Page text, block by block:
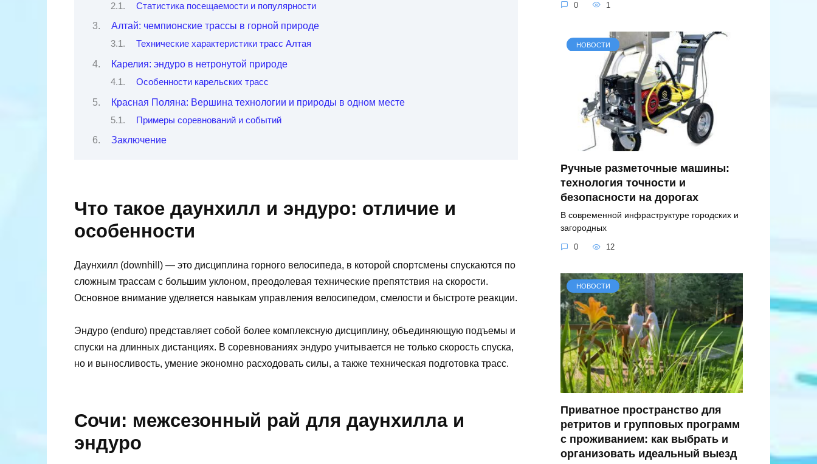
Статистика посещаемости и популярности
Алтай: чемпионские трассы в горной природе
Технические характеристики трасс Алтая
Карелия: эндуро в нетронутой природе
Особенности карельских трасс
Красная Поляна: Вершина технологии и природы в одном месте
Примеры соревнований и событий
Заключение
Что такое даунхилл и эндуро: отличие и
особенности
Даунхилл (downhill) — это дисциплина горного велосипеда, в которой спортсмены спускаются по
сложным трассам с большим уклоном, преодолевая технические препятствия на скорости.
Основное внимание уделяется навыкам управления велосипедом, смелости и быстроте реакции.
Эндуро (enduro) представляет собой более комплексную дисциплину, объединяющую подъемы и
спуски на длинных дистанциях. В соревнованиях эндуро учитывается не только скорость спуска,
но и выносливость, умение экономно расходовать силы, а также техническая подготовка трасс.
Сочи: межсезонный рай для даунхилла и
эндуро
0 1
НОВОСТИ
Ручные разметочные машины:
технология точности и
безопасности на дорогах
В современной инфраструктуре городских и
загородных
0 12
НОВОСТИ
Приватное пространство для
ретритов и групповых программ
с проживанием: как выбрать и
организовать идеальный выезд